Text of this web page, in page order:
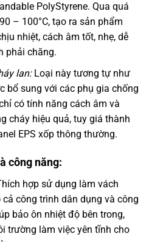
PolyStyrene. Qua quá
– 100°C, tạo ra sản phẩm
nhiệt, cách âm tốt, nhẹ, dễ
phải chăng.
lan:Loại này tương tự như
bổ sung với các phụ gia chống
có tính năng cách âm và
cháy hiệu quả, tuy giá thành
EPS xốp thông thường.
công năng:
hợp sử dụng làm vách
công trình dân dụng và công
bảo ôn nhiệt độ bên trong,
trường làm việc yên tĩnh cho